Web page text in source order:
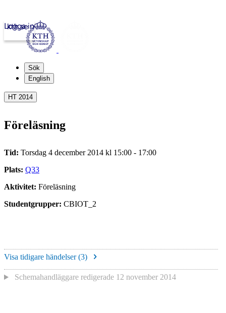
kth.se
Logga in
Sök
English
HT 2014
Föreläsning
Tid: Torsdag 4 december 2014 kl 15:00 - 17:00
Plats: Q33
Aktivitet: Föreläsning
Studentgrupper: CBIOT_2
Visa tidigare händelser (3)
Schemahandläggare redigerade 12 november 2014